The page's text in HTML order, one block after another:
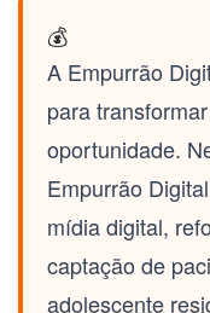
💰
A Empurrão
para
oportunidade.
Empurrão
mídia digital,
captação de
adolescente